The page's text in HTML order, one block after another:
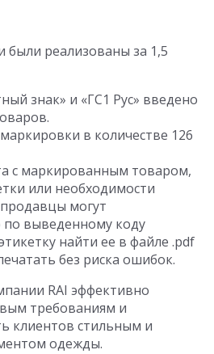
были реализованы за 1,5
знак» и «ГС1 Рус» введено
в количестве 126
с маркированным товаром,
или необходимости
могут
по выведенному коду
найти ее в файле .pdf
без риска ошибок.
RAI эффективно
требованиям и
клиентов стильным и
одежды.